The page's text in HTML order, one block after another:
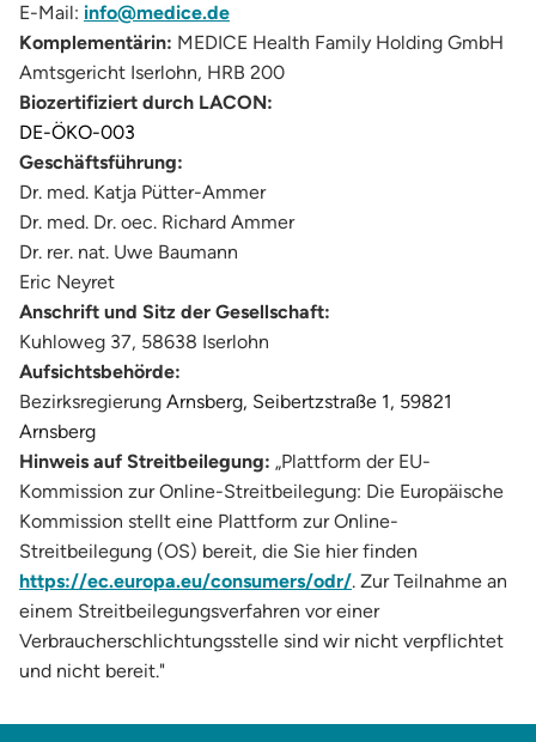
E-Mail: info@medice.de
Komplementärin: MEDICE Health Family Holding GmbH
Amtsgericht Iserlohn, HRB 200
Biozertifiziert durch LACON:
DE-ÖKO-003
Geschäftsführung:
Dr. med. Katja Pütter-Ammer
Dr. med. Dr. oec. Richard Ammer
Dr. rer. nat. Uwe Baumann
Eric Neyret
Anschrift und Sitz der Gesellschaft:
Kuhloweg 37, 58638 Iserlohn
Aufsichtsbehörde:
Bezirksregierung Arnsberg, Seibertzstraße 1, 59821
Arnsberg
Hinweis auf Streitbeilegung: „Plattform der EU-
Kommission zur Online-Streitbeilegung: Die Europäische
Kommission stellt eine Plattform zur Online-
Streitbeilegung (OS) bereit, die Sie hier finden
https://ec.europa.eu/consumers/odr/. Zur Teilnahme an
einem Streitbeilegungsverfahren vor einer
Verbraucherschlichtungsstelle sind wir nicht verpflichtet
und nicht bereit."